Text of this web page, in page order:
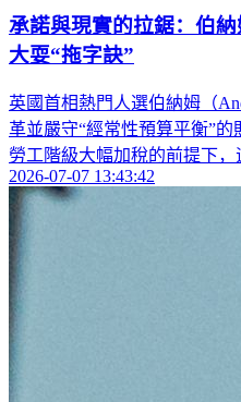
承諾與現實的拉鋸：伯
大耍“拖字訣”
英國首相熱門人選伯納姆（
革並嚴守“經常性預算平衡”
勞工階級大幅加稅的前提下，
2026-07-07 13:43:42